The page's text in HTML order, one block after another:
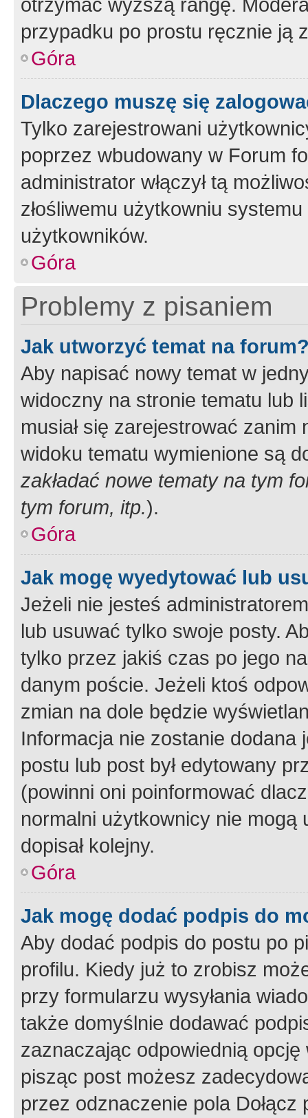
przypadku po prostu ręcznie ją
Góra
Dlaczego muszę się
Tylko zarejestrowani
poprzez wbudowany w Forum
administrator włączył tą
złośliwemu użytkowniu
użytkowników.
Góra
Problemy z pisaniem
Jak utworzyć temat na
Aby napisać nowy temat w
widoczny na stronie tematu lub
musiał się zarejestrować
widoku tematu wymienione są
zakładać nowe tematy na tym
tym forum, itp.).
Góra
Jak mogę wyedytować lub
Jeżeli nie jesteś
lub usuwać tylko swoje posty.
tylko przez jakiś czas po jego
danym poście. Jeżeli ktoś
zmian na dole będzie
Informacja nie zostanie dodana
postu lub post był edytowany
(powinni oni poinformować
normalni użytkownicy nie
dopisał kolejny.
Góra
Jak mogę dodać podpis do
Aby dodać podpis do postu po
profilu. Kiedy już to zrobisz
przy formularzu wysyłania
także domyślnie dodawać
zaznaczając odpowiednią
pisząc post możesz
przez odznaczenie pola